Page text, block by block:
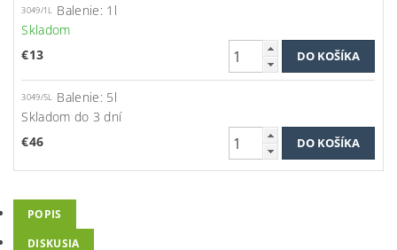
3049/1L Balenie: 1l
Skladom
€13
3049/5L Balenie: 5l
Skladom do 3 dní
€46
POPIS
DISKUSIA